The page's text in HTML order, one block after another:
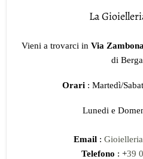
La
Vieni a trovarci in Via
di
Orari : Martedì/
Lunedi e
Email :
Telefono : +39